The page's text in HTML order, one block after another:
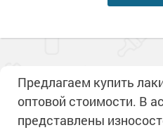
Предлагаем купить
оптовой стоимости. В
представлены